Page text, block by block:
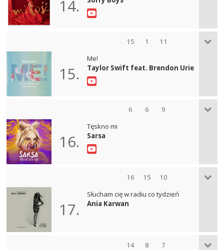
14.
15 1 11
15.
Me!
Taylor Swift feat. Brendon Urie
6 6 9
16.
Tęskno mi
Sarsa
16 15 10
17.
Słucham cię w radiu co tydzień
Ania Karwan
14 8 7